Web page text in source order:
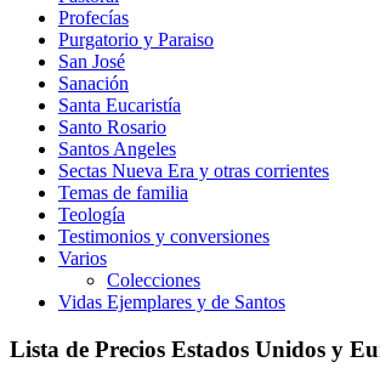
Profecías
Purgatorio y Paraiso
San José
Sanación
Santa Eucaristía
Santo Rosario
Santos Angeles
Sectas Nueva Era y otras corrientes
Temas de familia
Teología
Testimonios y conversiones
Varios
Colecciones
Vidas Ejemplares y de Santos
Lista de Precios Estados Unidos y